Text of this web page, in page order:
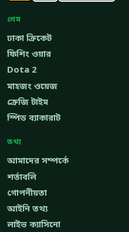
গেম
ঢাকা ক্রিকেট
ফিশিং ওয়ার
Dota 2
মাহজং ওয়েজ
ক্রেজি টাইম
স্পিড ব্যাকারাট
তথ্য
আমাদের সম্পর্কে
শর্তাবলি
গোপনীয়তা
আইনি তথ্য
লাইভ ক্যাসিনো